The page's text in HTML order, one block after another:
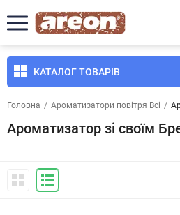
КАТАЛОГ ТОВАРІВ
Головна / Ароматизатори повітря Всі /
Ароматизатор зі своїм